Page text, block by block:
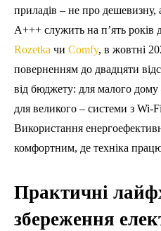
приладів – не про дешевизну,
А+++ служить на п’ять років
Rozetka чи Comfy, в жовтні
поверненням до двадцяти
від бюджету: для малого
для великого – системи з Wi-
Використання
комфортним, де техніка
Практичні
збереження